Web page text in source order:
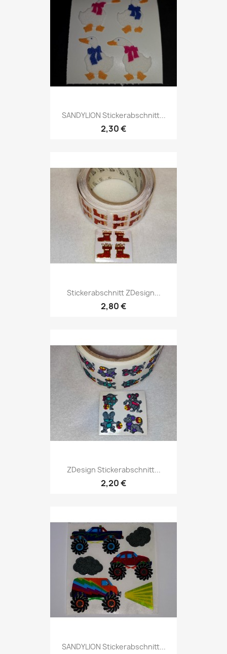
SANDYLION Stickerabschnitt...
2,30 €
Stickerabschnitt ZDesign...
2,80 €
ZDesign Stickerabschnitt...
2,20 €
SANDYLION Stickerabschnitt...